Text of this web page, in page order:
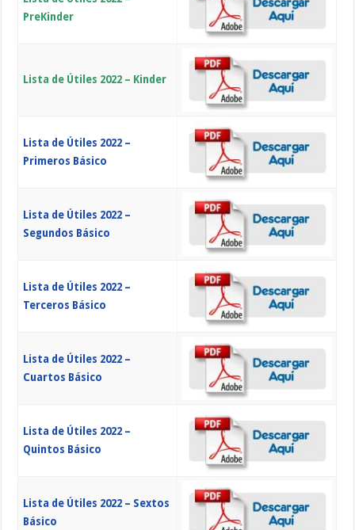
PreKinder
Lista de Útiles 2022 – Kinder
Lista de Útiles 2022 –
Primeros Básico
Lista de Útiles 2022 –
Segundos Básico
Lista de Útiles 2022 –
Terceros Básico
Lista de Útiles 2022 –
Cuartos Básico
Lista de Útiles 2022 –
Quintos Básico
Lista de Útiles 2022 – Sextos
Básico